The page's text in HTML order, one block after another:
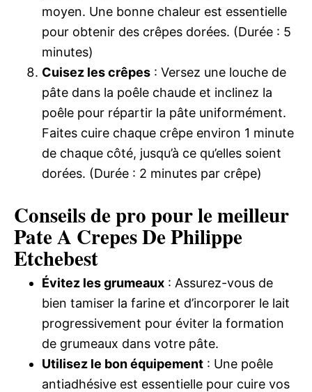
moyen. Une bonne chaleur est essentielle
pour obtenir des crêpes dorées. (Durée : 5
minutes)
Cuisez les crêpes : Versez une louche de
pâte dans la poêle chaude et inclinez la
poêle pour répartir la pâte uniformément.
Faites cuire chaque crêpe environ 1 minute
de chaque côté, jusqu’à ce qu’elles soient
dorées. (Durée : 2 minutes par crêpe)
Conseils de pro pour le meilleur
Pate A Crepes De Philippe
Etchebest
Évitez les grumeaux : Assurez-vous de
bien tamiser la farine et d’incorporer le lait
progressivement pour éviter la formation
de grumeaux dans votre pâte.
Utilisez le bon équipement : Une poêle
antiadhésive est essentielle pour cuire vos